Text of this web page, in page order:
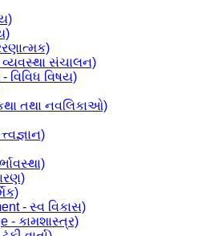
વ્યવસ્થા સંચાલન)
વિવિધ વિષય)
તથા નવલિકાઓ)
- સ્વ વિકાસ)
- કામશાસ્ત્ર)